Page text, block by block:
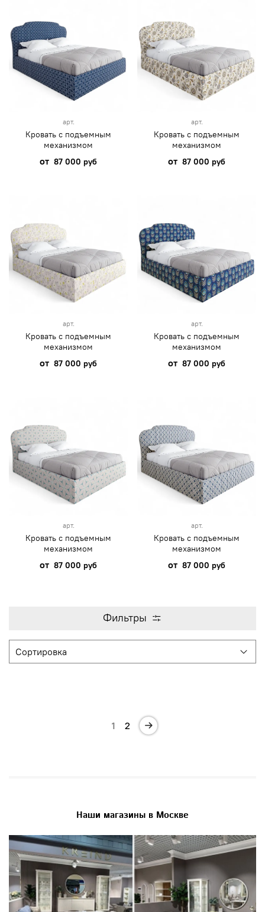
арт.
Кровать с подъемным
механизмом
от 87 000 руб
арт.
Кровать с подъемным
механизмом
от 87 000 руб
арт.
Кровать с подъемным
механизмом
от 87 000 руб
арт.
Кровать с подъемным
механизмом
от 87 000 руб
арт.
Кровать с подъемным
механизмом
от 87 000 руб
арт.
Кровать с подъемным
механизмом
от 87 000 руб
Фильтры
1 2
Наши магазины в Москве